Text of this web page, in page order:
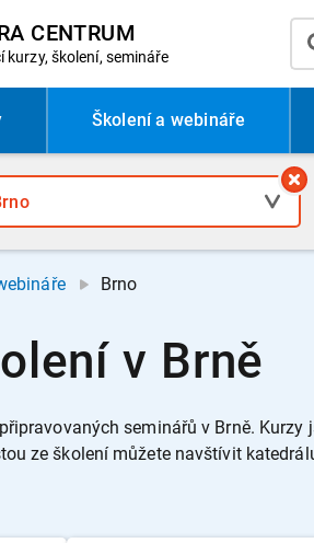
CENTRUM
kurzy, školení, semináře
Školení a webináře
Brno
v Brně
seminářů v Brně. Kurzy
ze školení můžete navštívit